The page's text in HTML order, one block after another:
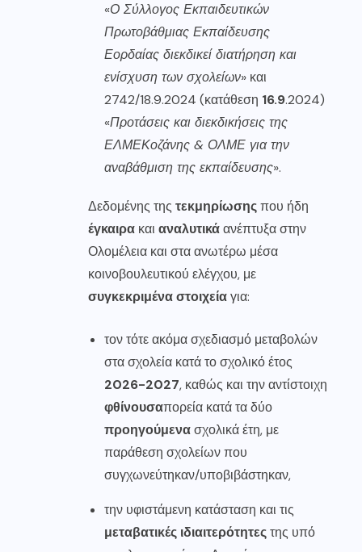
«Ο Σύλλογος Εκπαιδευτικών
Πρωτοβάθμιας Εκπαίδευσης
Εορδαίας διεκδικεί διατήρηση και
ενίσχυση των σχολείων» και
2742/18.9.2024 (κατάθεση 16.9.2024)
«Προτάσεις και διεκδικήσεις της
ΕΛΜΕΚοζάνης & ΟΛΜΕ για την
αναβάθμιση της εκπαίδευσης».
Δεδομένης της τεκμηρίωσηςπου ήδη
έγκαιρα και αναλυτικάανέπτυξα στην
Ολομέλεια και στα ανωτέρω μέσα
κοινοβουλευτικού ελέγχου, με
συγκεκριμένα στοιχείαγια:
τον τότε ακόμα σχεδιασμό μεταβολών
στα σχολεία κατά το σχολικό έτος
2026-2027, καθώς και την αντίστοιχη
φθίνουσαπορεία κατά τα δύο
προηγούμενασχολικά έτη, με
παράθεση σχολείων που
συγχωνεύτηκαν/υποβιβάστηκαν,
την υφιστάμενη κατάσταση και τις
μεταβατικές ιδιαιτερότητεςτης υπό